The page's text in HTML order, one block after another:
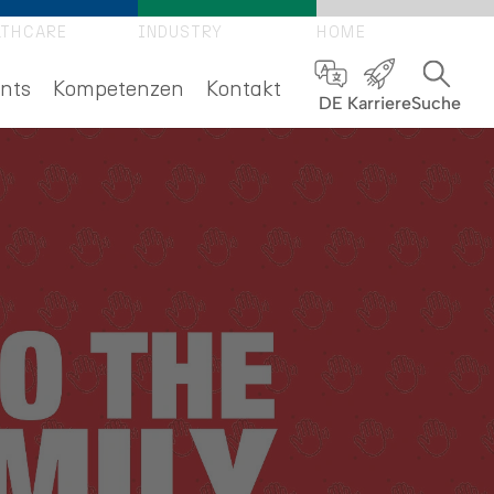
INDUSTRY HOME
Kompetenzen Kontakt
DE KarriereSuche